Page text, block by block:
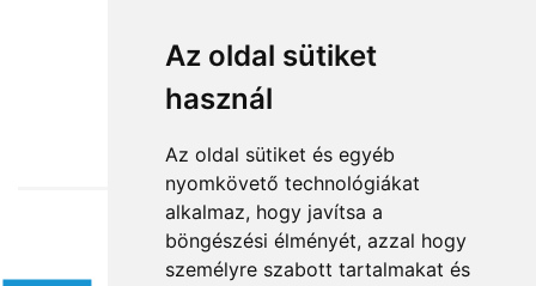
Az oldal sütiket
használ
Az oldal sütiket és egyéb
nyomkövető technológiákat
alkalmaz, hogy javítsa a
böngészési élményét, azzal hogy
személyre szabott tartalmakat és
Sok-sok szeretettel
18 320 Ft-tól
Elfogadott fizetési módok